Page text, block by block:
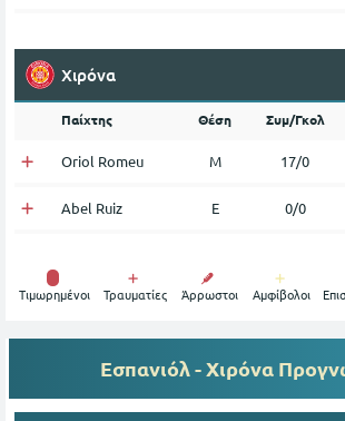
Χιρόνα
Παίχτης Θέση Συμ/Γκολ
Oriol Romeu Μ 17/0
Abel Ruiz Ε 0/0
Tιμωρημένοι Τραυματίες Άρρωστοι Αμφίβολοι
Εσπανιόλ - Χιρόνα